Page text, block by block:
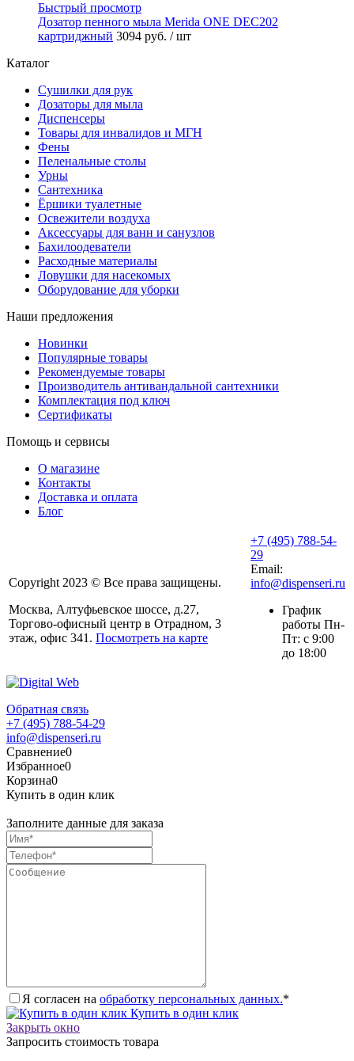
Быстрый просмотр
Дозатор пенного мыла Merida ONE DEC202
картриджный 3094 руб. / шт
Каталог
Сушилки для рук
Дозаторы для мыла
Диспенсеры
Товары для инвалидов и МГН
Фены
Пеленальные столы
Урны
Сантехника
Ёршики туалетные
Освежители воздуха
Аксессуары для ванн и санузлов
Бахилоодеватели
Расходные материалы
Ловушки для насекомых
Оборудование для уборки
Наши предложения
Новинки
Популярные товары
Рекомендуемые товары
Производитель антивандальной сантехники
Комплектация под ключ
Сертификаты
Помощь и сервисы
О магазине
Контакты
Доставка и оплата
Блог
Copyright 2023 © Все права защищены.
Москва, Алтуфьевское шоссе, д.27,
Торгово-офисный центр в Отрадном, 3
этаж, офис 341. Посмотреть на карте
+7 (495) 788-54-
29
Email:
info@dispenseri.ru
График
работы Пн-
Пт: с 9:00
до 18:00
Обратная связь
+7 (495) 788-54-29
info@dispenseri.ru
Сравнение0
Избранное0
Корзина0
Купить в один клик
Заполните данные для заказа
Я согласен на обработку персональных данных.*
Купить в один клик
Закрыть окно
Запросить стоимость товара